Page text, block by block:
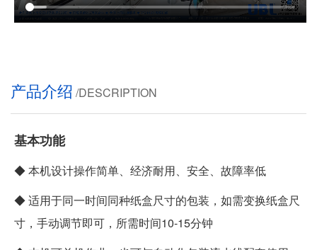
产品介绍 /DESCRIPTION
基本功能
◆ 本机设计操作简单、经济耐用、安全、故障率低
◆ 适用于同一时间同种纸盒尺寸的包装，如需变换纸盒尺
寸，手动调节即可，所需时间10-15分钟